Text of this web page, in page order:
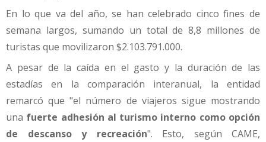
En lo que va del año, se han celebrado cinco fines de
semana largos, sumando un total de 8,8 millones de
turistas que movilizaron $2.103.791.000.
A pesar de la caída en el gasto y la duración de las
estadías en la comparación interanual, la entidad
remarcó que "el número de viajeros sigue mostrando
una fuerte adhesión al turismo interno como opción
de descanso y recreación". Esto, según CAME,